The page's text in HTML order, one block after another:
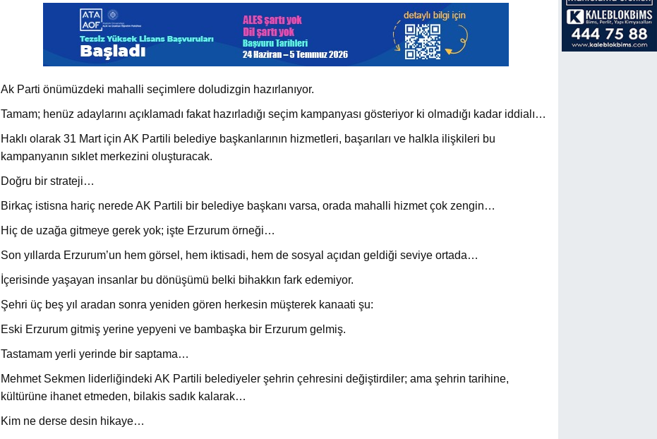
Ak Parti önümüzdeki mahalli seçimlere doludizgin hazırlanıyor.
Tamam; henüz adaylarını açıklamadı fakat hazırladığı seçim kampanyası gösteriyor ki olmadığı kadar iddialı…
Haklı olarak 31 Mart için AK Partili belediye başkanlarının hizmetleri, başarıları ve halkla ilişkileri bu
kampanyanın sıklet merkezini oluşturacak.
Doğru bir strateji…
Birkaç istisna hariç nerede AK Partili bir belediye başkanı varsa, orada mahalli hizmet çok zengin…
Hiç de uzağa gitmeye gerek yok; işte Erzurum örneği…
Son yıllarda Erzurum’un hem görsel, hem iktisadi, hem de sosyal açıdan geldiği seviye ortada…
İçerisinde yaşayan insanlar bu dönüşümü belki bihakkın fark edemiyor.
Şehri üç beş yıl aradan sonra yeniden gören herkesin müşterek kanaati şu:
Eski Erzurum gitmiş yerine yepyeni ve bambaşka bir Erzurum gelmiş.
Tastamam yerli yerinde bir saptama…
Mehmet Sekmen liderliğindeki AK Partili belediyeler şehrin çehresini değiştirdiler; ama şehrin tarihine,
kültürüne ihanet etmeden, bilakis sadık kalarak…
Kim ne derse desin hikaye…